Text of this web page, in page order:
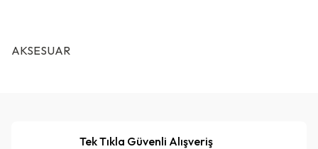
AKSESUAR
Tek Tıkla Güvenli Alışveriş